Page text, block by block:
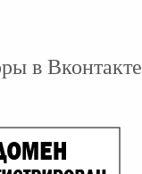
в Вконтакте